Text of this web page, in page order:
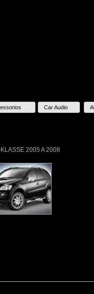
Car Audio
2005 A 2008